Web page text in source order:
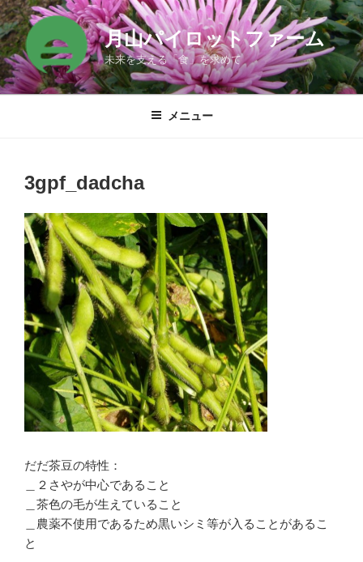
コ
ン
テ
ン
ツ
月山パイロットファーム
未来を支える「食」を求めて
メニュー
3gpf_dadcha
だだ茶豆の特性：
＿２さやが中心であること
＿茶色の毛が生えていること
＿農薬不使用であるため黒いシミ等が入ることがあるこ
と